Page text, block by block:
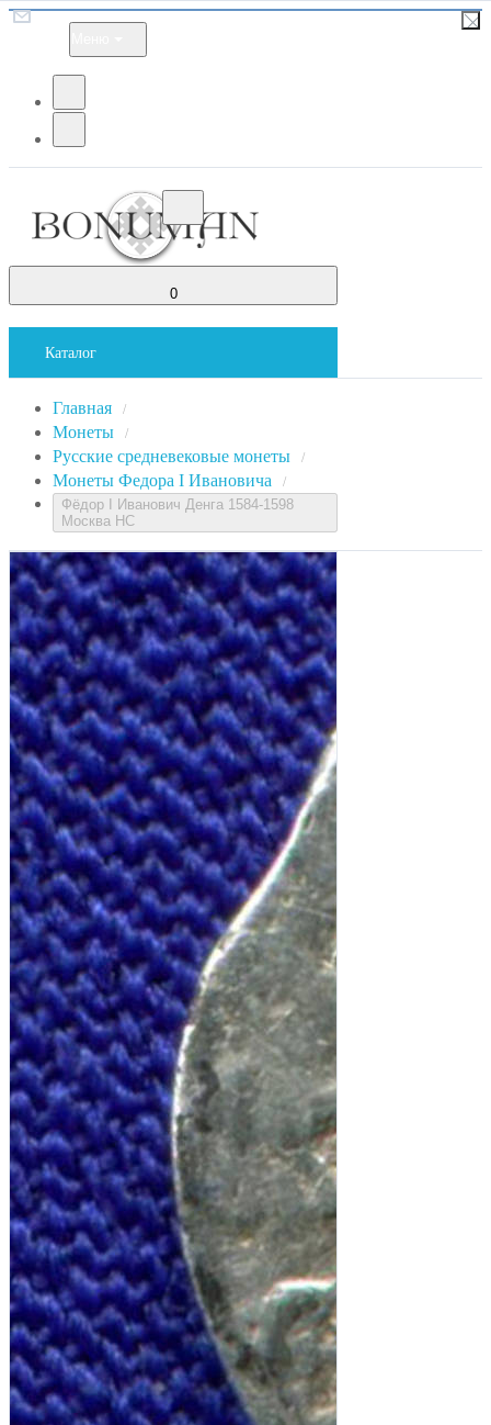
0
Каталог
Главная /
Монеты /
Русские средневековые монеты /
Монеты Федора I Ивановича /
Фёдор I Иванович Денга 1584-1598
Москва НС